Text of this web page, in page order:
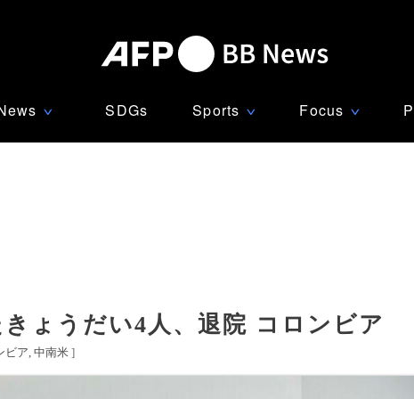
∨ SDGs Sports ∨ Focus ∨
ょうだい4人、退院 コロンビア
ビア 中南米 ]